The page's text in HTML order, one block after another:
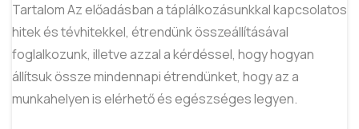
Tartalom Az előadásban a táplálkozásunkkal kapcsolatos
hitek és tévhitekkel, étrendünk összeállításával
foglalkozunk, illetve azzal a kérdéssel, hogy hogyan
állítsuk össze mindennapi étrendünket, hogy az a
munkahelyen is elérhető és egészséges legyen.